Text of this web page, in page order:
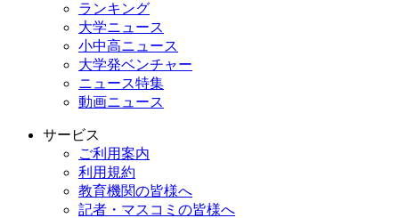
ランキング
大学ニュース
小中高ニュース
大学発ベンチャー
ニュース特集
動画ニュース
サービス
ご利用案内
利用規約
教育機関の皆様へ
記者・マスコミの皆様へ